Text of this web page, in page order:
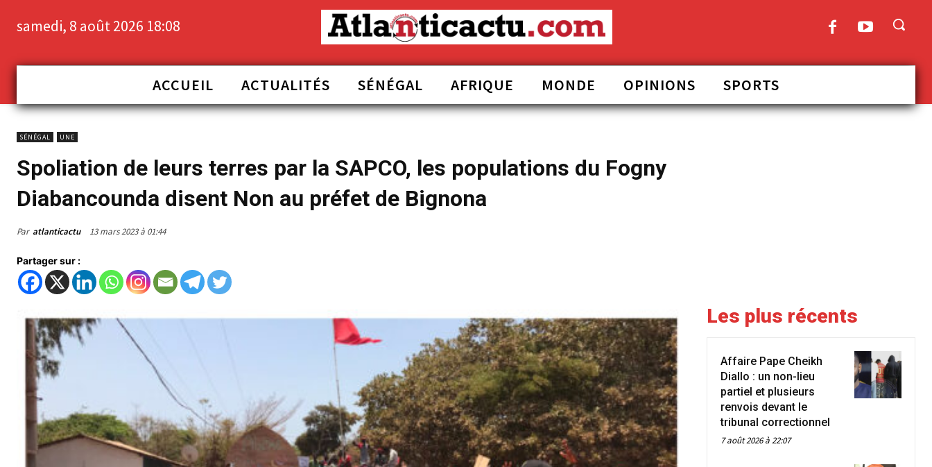
samedi, 8 août 2026 18:08
ACCUEIL ACTUALITÉS SÉNÉGAL AFRIQUE MONDE OPINIONS SPORTS
SÉNÉGAL UNE
Spoliation de leurs terres par la SAPCO, les populations du Fogny
Diabancounda disent Non au préfet de Bignona
Par atlanticactu 13 mars 2023 à 01:44
Partager sur :
Les plus récents
Affaire Pape Cheikh
Diallo : un non-lieu
partiel et plusieurs
renvois devant le
tribunal correctionnel
7 août 2026 à 22:07